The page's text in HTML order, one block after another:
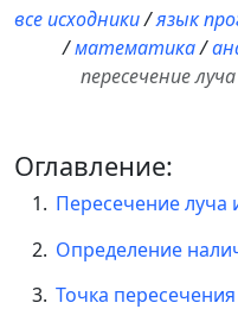
все исходники/язык
/математика/
пересечение
Оглавление:
Пересечение луча
Определение
Точка